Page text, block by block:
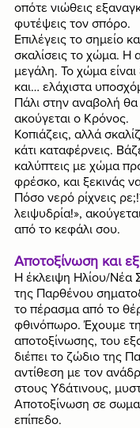
οπότε νιώθεις
φυτέψεις τον σπόρο.
Επιλέγεις το σημείο
σκαλίσεις το χώμα. Η
μεγάλη. Το χώμα
και… ελάχιστα
Πάλι στην αναβολή θα
ακούγεται ο Κρόνος.
Κοπιάζεις, αλλά
κάτι καταφέρνεις.
καλύπτεις με χώμα
φρέσκο, και ξεκινάς
Πόσο νερό ρίχνεις
λειψυδρία!»,
από το κεφάλι σου.
Αποτοξίνωση και
Η έκλειψη Ηλίου/Νέα
της Παρθένου
το πέρασμα από το
φθινόπωρο. Έχουμε
αποτοξίνωσης, του
διέπει το ζώδιο της
αντίθεση με τον
στους Υδάτινους,
Αποτοξίνωση σε
επίπεδο.